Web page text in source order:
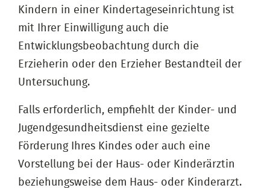
Kindern in einer Kindertageseinrichtung ist
mit Ihrer Einwilligung auch die
Entwicklungsbeobachtung durch die
Erzieherin oder den Erzieher Bestandteil der
Untersuchung.
Falls erforderlich, empfiehlt der Kinder- und
Jugendgesundheitsdienst eine gezielte
Förderung Ihres Kindes oder auch eine
Vorstellung bei der Haus- oder Kinderärztin
beziehungsweise dem Haus- oder Kinderarzt.